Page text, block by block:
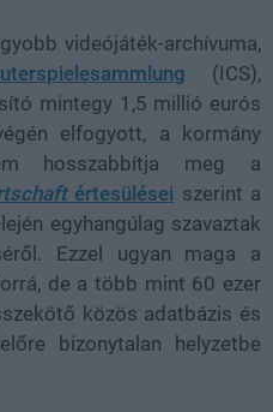
videójáték-archívuma,
(ICS),
mintegy 1,5 millió eurós
elfogyott, a kormány
hosszabbítja meg a
értesülései szerint a
egyhangúlag szavaztak
Ezzel ugyan maga a
de a több mint 60 ezer
közös adatbázis és
bizonytalan helyzetbe